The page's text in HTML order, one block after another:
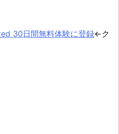
30日間無料体験に登録←ク